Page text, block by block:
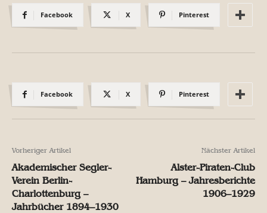
Facebook X Pinterest
Facebook X Pinterest
Vorheriger Artikel
Akademischer Segler-
Verein Berlin-
Charlottenburg –
Jahrbücher 1894–1930
Nächster Artikel
Alster-Piraten-Club
Hamburg – Jahresberichte
1906–1929